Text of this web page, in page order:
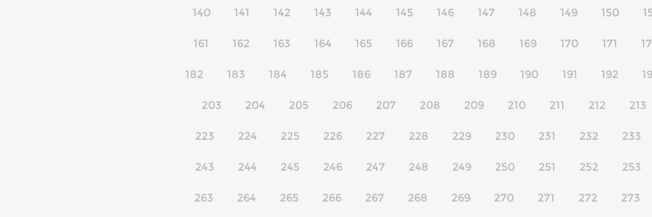
140 141 142 143 144 145 146 147 148 149 150
161 162 163 164 165 166 167 168 169 170 171
182 183 184 185 186 187 188 189 190 191 192
203 204 205 206 207 208 209 210 211 212 213
223 224 225 226 227 228 229 230 231 232 233
243 244 245 246 247 248 249 250 251 252 253
263 264 265 266 267 268 269 270 271 272 273